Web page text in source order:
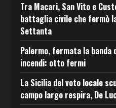
Tra Macari, San Vito e
battaglia civile che fermò
Settanta
Palermo, fermata la banda
incendi: otto fermi
La Sicilia del voto locale
campo largo respira, De